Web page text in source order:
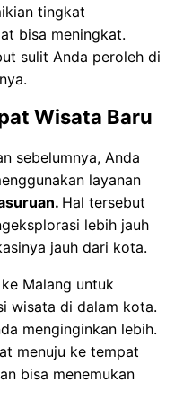
tingkat
bisa meningkat.
sulit Anda peroleh di
Wisata Baru
sebelumnya, Anda
layanan
Hal tersebut
lebih jauh
jauh dari kota.
Malang untuk
wisata di dalam kota.
menginginkan lebih.
menuju ke tempat
bisa menemukan